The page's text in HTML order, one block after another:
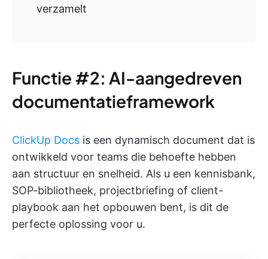
verzamelt
Functie #2: AI-aangedreven
documentatieframework
ClickUp Docs is een dynamisch document dat is
ontwikkeld voor teams die behoefte hebben
aan structuur en snelheid. Als u een kennisbank,
SOP-bibliotheek, projectbriefing of client-
playbook aan het opbouwen bent, is dit de
perfecte oplossing voor u.